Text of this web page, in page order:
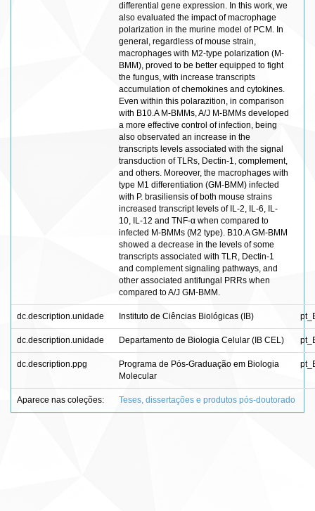
differential gene expression. In this work, we
also evaluated the impact of macrophage
polarization in the murine model of PCM. In
general, regardless of mouse strain,
macrophages with M2-type polarization (M-
BMM), proved to be better equipped to fight
the fungus, with increase transcripts
accumulation of chemokines and cytokines.
Even within this polarazition, in comparison
with B10.A M-BMMs, A/J M-BMMs developed
a more effective control of infection, being
also observated an increase in the
transcripts levels associated with the signal
transduction of TLRs, Dectin-1, complement,
and others. Moreover, the macrophages with
type M1 differentiation (GM-BMM) infected
with P. brasiliensis of both mouse strains
increased transcript levels of IL-2, IL-6, IL-
10, IL-12 and TNF-α when compared to
infected M-BMMs (M2 type). B10.A GM-BMM
showed a decrease in the levels of some
transcripts associated with TLR, Dectin-1
and complement signaling pathways, and
other associated antifungal PRRs when
compared to A/J GM-BMM.
dc.description.unidade Instituto de Ciências Biológicas (IB)
dc.description.unidade Departamento de Biologia Celular (IB CEL)
dc.description.ppg
Programa de Pós-Graduação em Biologia
Molecular
Aparece nas coleções: Teses, dissertações e produtos pós-doutorado